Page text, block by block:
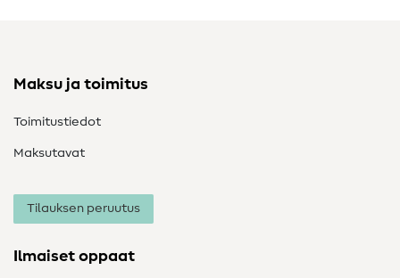
Maksu ja toimitus
Toimitustiedot
Maksutavat
Tilauksen peruutus
Ilmaiset oppaat